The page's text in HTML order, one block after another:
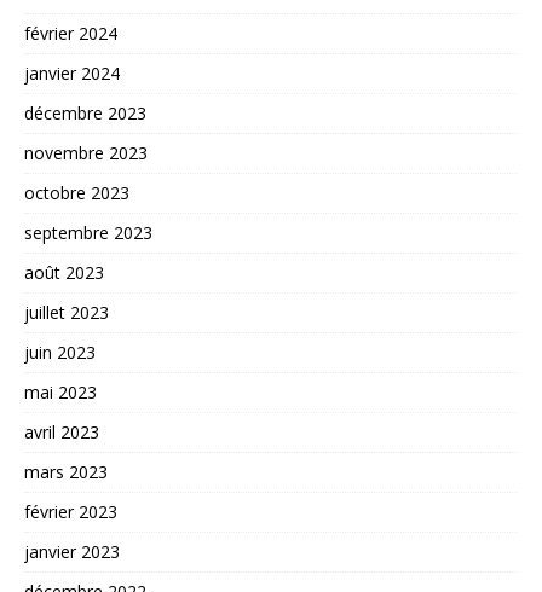
février 2024
janvier 2024
décembre 2023
novembre 2023
octobre 2023
septembre 2023
août 2023
juillet 2023
juin 2023
mai 2023
avril 2023
mars 2023
février 2023
janvier 2023